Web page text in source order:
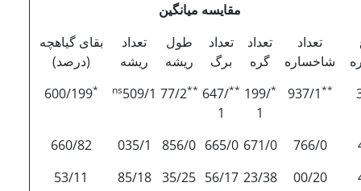
مقایسه میانگین
بقای گیاه­چه
(درصد)
تعداد
ریشه
طول
ریشه
تعداد
برگ
تعداد
گره
تعداد
شاخساره
*
600/199 ns509/1 **
77/2 **
647/
1
*
199/
1
**
937/1
660/82 035/1 856/0 665/0 671/0 766/0
53/11
85/18 35/25 56/17 23/38 00/20